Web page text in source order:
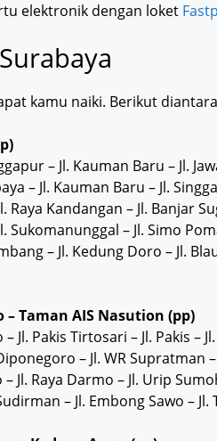
elektronik dengan loket
kamu naiki. Berikut
– Jl. Kauman Baru – Jl.
– Jl. Kauman Baru – Jl.
Raya Kandangan – Jl. Banjar
Sukomanunggal – Jl. Simo
– Jl. Kedung Doro – Jl.
Taman AIS Nasution (pp)
Jl. Pakis Tirtosari – Jl. Pakis –
– Jl. WR Supratman
Jl. Raya Darmo – Jl. Urip
– Jl. Embong Sawo –